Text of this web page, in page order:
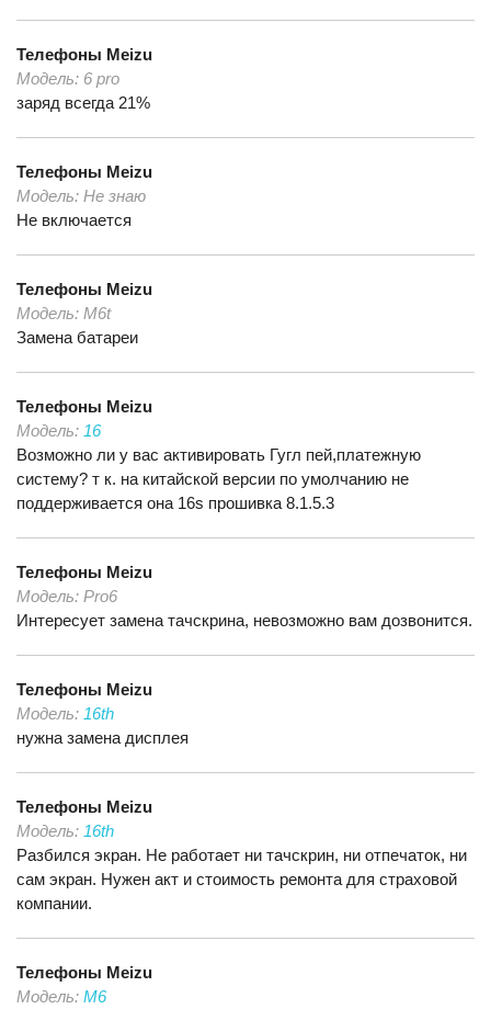
Телефоны Meizu
Модель: 6 pro
заряд всегда 21%
Телефоны Meizu
Модель: Не знаю
Не включается
Телефоны Meizu
Модель: M6t
Замена батареи
Телефоны Meizu
Модель: 16
Возможно ли у вас активировать Гугл пей,платежную
систему? т к. на китайской версии по умолчанию не
поддерживается она 16s прошивка 8.1.5.3
Телефоны Meizu
Модель: Pro6
Интересует замена тачскрина, невозможно вам дозвонится.
Телефоны Meizu
Модель: 16th
нужна замена дисплея
Телефоны Meizu
Модель: 16th
Разбился экран. Не работает ни тачскрин, ни отпечаток, ни
сам экран. Нужен акт и стоимость ремонта для страховой
компании.
Телефоны Meizu
Модель: M6